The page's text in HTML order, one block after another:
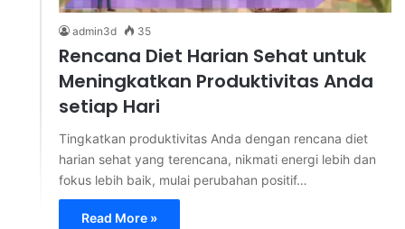
admin3d 35
Rencana Diet Harian Sehat untuk
Meningkatkan Produktivitas Anda
setiap Hari
Tingkatkan produktivitas Anda dengan rencana diet
harian sehat yang terencana, nikmati energi lebih dan
fokus lebih baik, mulai perubahan positif…
Read More »